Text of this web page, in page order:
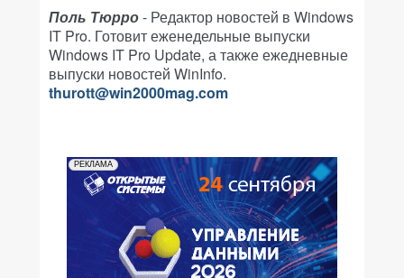
Поль Тюрро- Редактор новостей в Windows
IT Pro. Готовит еженедельные выпуски
Windows IT Pro Update, а также ежедневные
выпуски новостей WinInfo.
thurott@win2000mag.com
РЕКЛАМА